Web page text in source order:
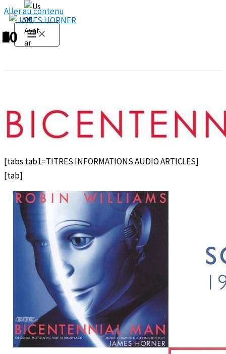
Aller au contenu
[tabs tab1=TITRES INFORMATIONS AUDIO ARTICLES]
[tab]
1
2
3
4
5
6
7
8
9
10